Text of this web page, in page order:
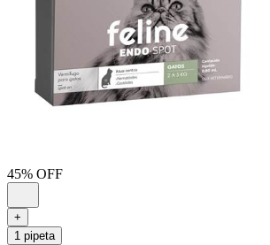
45% OFF
+
1 pipeta